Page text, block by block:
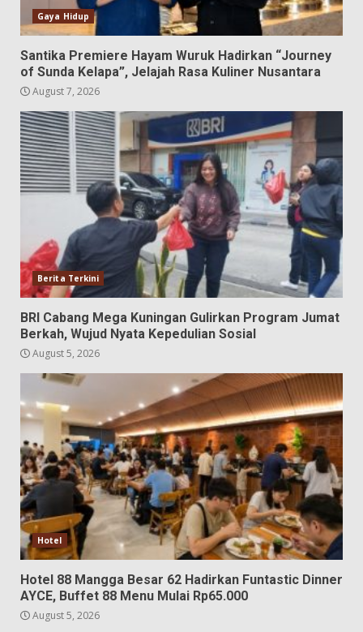
Gaya Hidup
Santika Premiere Hayam Wuruk Hadirkan “Journey
of Sunda Kelapa”, Jelajah Rasa Kuliner Nusantara
August 7, 2026
Berita Terkini
BRI Cabang Mega Kuningan Gulirkan Program Jumat
Berkah, Wujud Nyata Kepedulian Sosial
August 5, 2026
Hotel
Hotel 88 Mangga Besar 62 Hadirkan Funtastic Dinner
AYCE, Buffet 88 Menu Mulai Rp65.000
August 5, 2026